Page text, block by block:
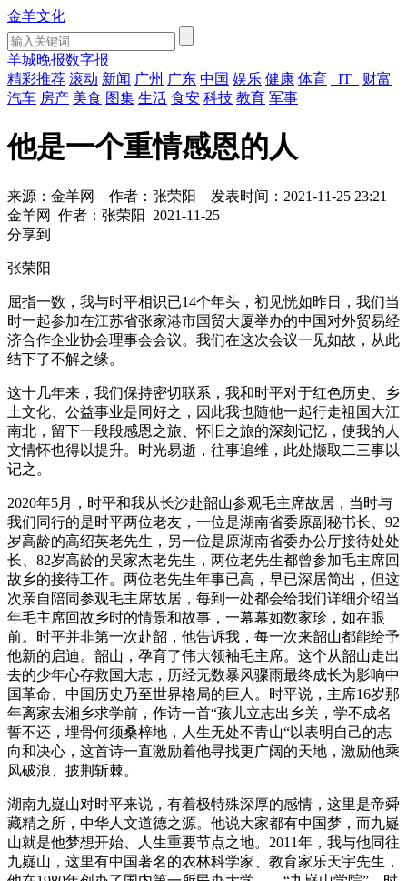
金羊文化
羊城晚报数字报
精彩推荐 滚动 新闻 广州 广东 中国 娱乐 健康 体育 IT
财富
汽车 房产 美食 图集 生活 食安 科技 教育 军事
他是一个重情感恩的人
来源：金羊网 作者：张荣阳
发表时间：2021-11-25 23:21
金羊网
作者：张荣阳
2021-11-25
分享到
张荣阳
屈指一数，我与时平相识已14个年头，初见恍如昨日，我们当
时一起参加在江苏省张家港市国贸大厦举办的中国对外贸易经
济合作企业协会理事会会议。我们在这次会议一见如故，从此
结下了不解之缘。
这十几年来，我们保持密切联系，我和时平对于红色历史、乡
土文化、公益事业是同好之，因此我也随他一起行走祖国大江
南北，留下一段段感恩之旅、怀旧之旅的深刻记忆，使我的人
文情怀也得以提升。时光易逝，往事追维，此处撷取二三事以
记之。
2020年5月，时平和我从长沙赴韶山参观毛主席故居，当时与
我们同行的是时平两位老友，一位是湖南省委原副秘书长、92
岁高龄的高绍英老先生，另一位是原湖南省委办公厅接待处处
长、82岁高龄的吴家杰老先生，两位老先生都曾参加毛主席回
故乡的接待工作。两位老先生年事已高，早已深居简出，但这
次亲自陪同参观毛主席故居，每到一处都会给我们详细介绍当
年毛主席回故乡时的情景和故事，一幕幕如数家珍，如在眼
前。时平并非第一次赴韶，他告诉我，每一次来韶山都能给予
他新的启迪。韶山，孕育了伟大领袖毛主席。这个从韶山走出
去的少年心存救国大志，历经无数暴风骤雨最终成长为影响中
国革命、中国历史乃至世界格局的巨人。时平说，主席16岁那
年离家去湘乡求学前，作诗一首“孩儿立志出乡关，学不成名
誓不还，埋骨何须桑梓地，人生无处不青山“以表明自己的志
向和决心，这首诗一直激励着他寻找更广阔的天地，激励他乘
风破浪、披荆斩棘。
湖南九嶷山对时平来说，有着极特殊深厚的感情，这里是帝舜
藏精之所，中华人文道德之源。他说大家都有中国梦，而九嶷
山就是他梦想开始、人生重要节点之地。2011年，我与他同往
九嶷山，这里有中国著名的农林科学家、教育家乐天宇先生，